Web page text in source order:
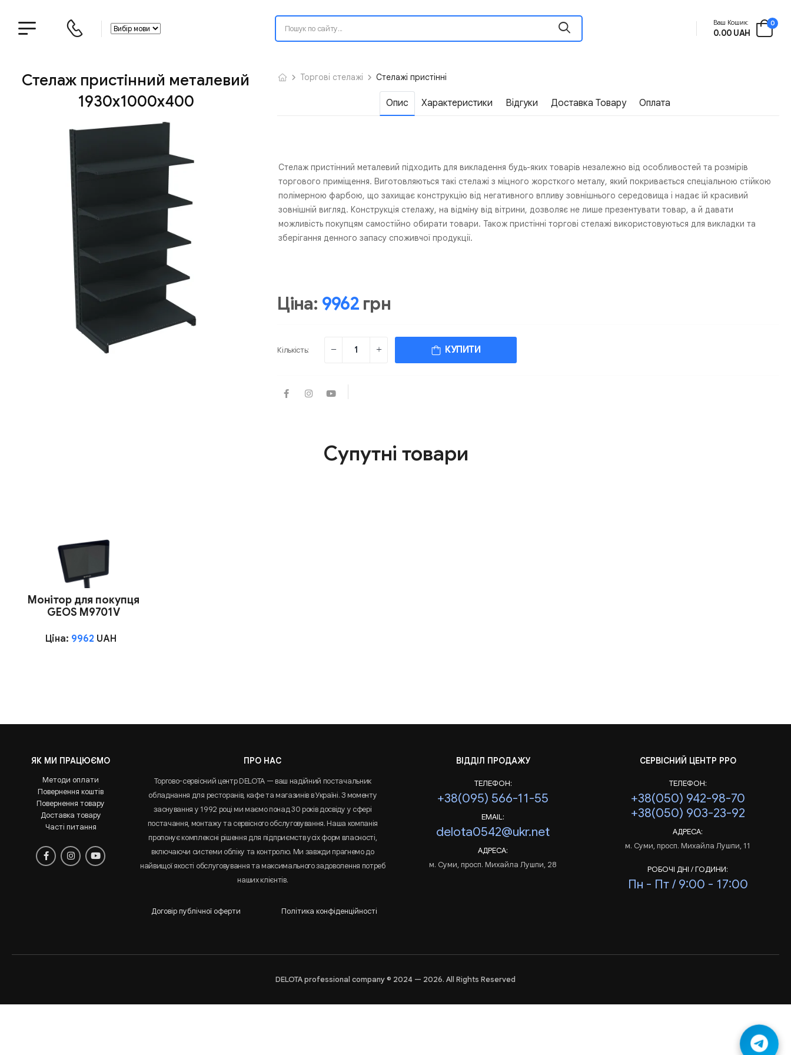
Ваш Кошик:
0.00 UAH
0
Стелаж пристінний металевий
1930х1000х400
Торгові стелажі Стелажі пристінні
Опис Характеристики Відгуки Доставка Товару Оплата
Стелаж пристінний металевий підходить для викладення будь-яких товарів незалежно від особливостей та розмірів
торгового приміщення. Виготовляються такі стелажі з міцного жорсткого металу, який покривається спеціальною стійкою
полімерною фарбою, що захищає конструкцію від негативного впливу зовнішнього середовища і надає їй красивий
зовнішній вигляд. Конструкція стелажу, на відміну від вітрини, дозволяє не лише презентувати товар, а й давати
можливість покупцям самостійно обирати товари. Також пристінні торгові стелажі використовуються для викладки та
зберігання денного запасу споживчої продукції.
Ціна: 9962грн
Кількість: КУПИТИ
Супутні товари
Монітор для покупця
GEOS M9701V
Ціна: 9962 UAH
ЯК МИ ПРАЦЮЄМО
Методи оплати
Повернення коштів
Повернення товару
Доставка товару
Часті питання
ПРО НАС
Торгово-сервісний центр DELOTA — ваш надійний постачальник
обладнання для ресторанів, кафе та магазинів в Україні. З моменту
заснування у 1992 році ми маємо понад 30 років досвіду у сфері
постачання, монтажу та сервісного обслуговування. Наша компанія
пропонує комплексні рішення для підприємств усіх форм власності,
включаючи системи обліку та контролю. Ми завжди прагнемо до
найвищої якості обслуговування та максимального задоволення потреб
наших клієнтів.
Договір публічної оферти Політика конфіденційності
ВІДДІЛ ПРОДАЖУ
ТЕЛЕФОН:
+38(095) 566-11-55
EMAIL:
delota0542@ukr.net
АДРЕСА:
м. Суми, просп. Михайла Лушпи, 28
СЕРВІСНИЙ ЦЕНТР РРО
ТЕЛЕФОН:
+38(050) 942-98-70
+38(050) 903-23-92
АДРЕСА:
м. Суми, просп. Михайла Лушпи, 11
РОБОЧІ ДНІ / ГОДИНИ:
Пн - Пт / 9:00 - 17:00
DELOTA professional company © 2024 — 2026. All Rights Reserved